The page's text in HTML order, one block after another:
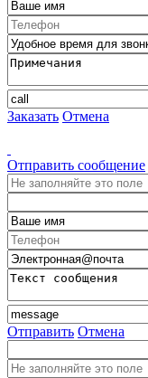
Заказать Отмена
Отправить сообщение
Отправить Отмена